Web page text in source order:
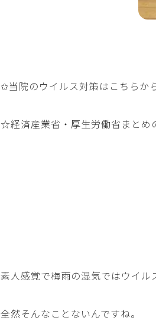
✩当院のウイルス対策はこちらか
☆経済産業省・厚生労働省まと
素人感覚で梅雨の湿気ではウイ
全然そんなことないんですね。